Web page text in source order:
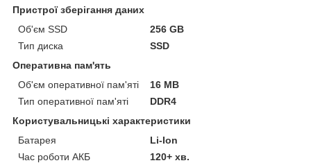
Пристрої зберігання даних
Об'єм SSD
256 GB
Тип диска
SSD
Оперативна пам'ять
Об'єм оперативної пам'яті
16 MB
Тип оперативної пам'яті
DDR4
Користувальницькі характеристики
Батарея
Li-Ion
Час роботи АКБ
120+ хв.